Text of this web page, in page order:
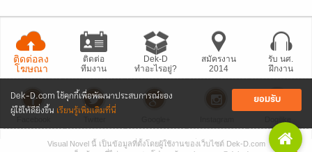
Dek-D.com ใช้คุกกี้เพื่อพัฒนาประสบการณ์ของ
ผู้ใช้ให้ดียิ่งขึ้น เรียนรู้เพิ่มเติมที่นี่
ยอมรับ
ติดต่อลง
โฆษณา
ติดต่อ
ทีมงาน
Dek-D
ทำอะไรอยู่?
สมัครงาน
2014
รับ นศ.
ฝึกงาน
• แจ้งปัญหาเว็บไซต์ • Dek-D เป็นข่าว
• เที่ยวออฟฟิศ Dek-D
Visual Novel นี้ เป็นข้อมูลที่ตั้งโดยผู้ใช้งานของเว็บไซต์ Dek-D.com